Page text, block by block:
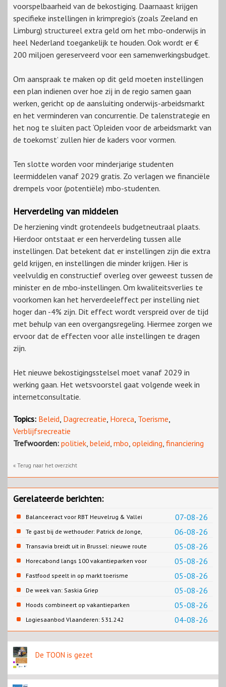
voorspelbaarheid van de bekostiging. Daarnaast krijgen
specifieke instellingen in krimpregio’s (zoals Zeeland en
Limburg) structureel extra geld om het mbo-onderwijs in
heel Nederland toegankelijk te houden. Ook wordt er €
200 miljoen gereserveerd voor een samenwerkingsbudget.
Om aanspraak te maken op dit geld moeten instellingen
een plan indienen over hoe zij in de regio samen gaan
werken, gericht op de aansluiting onderwijs-arbeidsmarkt
en het verminderen van concurrentie. De talenstrategie en
het nog te sluiten pact ‘Opleiden voor de arbeidsmarkt van
de toekomst’ zullen hier de kaders voor vormen.
Ten slotte worden voor minderjarige studenten
leermiddelen vanaf 2029 gratis. Zo verlagen we financiële
drempels voor (potentiële) mbo-studenten.
Herverdeling van middelen
De herziening vindt grotendeels budgetneutraal plaats.
Hierdoor ontstaat er een herverdeling tussen alle
instellingen. Dat betekent dat er instellingen zijn die extra
geld krijgen, en instellingen die minder krijgen. Hier is
veelvuldig en constructief overleg over geweest tussen de
minister en de mbo-instellingen. Om kwaliteitsverlies te
voorkomen kan het herverdeeleffect per instelling niet
hoger dan -4% zijn. Dit effect wordt verspreid over de tijd
met behulp van een overgangsregeling. Hiermee zorgen we
ervoor dat de effecten voor alle instellingen te dragen
zijn.
Het nieuwe bekostigingsstelsel moet vanaf 2029 in
werking gaan. Het wetsvoorstel gaat volgende week in
internetconsultatie.
Topics: Beleid, Dagrecreatie, Horeca, Toerisme,
Verblijfsrecreatie
Trefwoorden: politiek, beleid, mbo, opleiding, financiering
« Terug naar het overzicht
Gerelateerde berichten:
07-08-26
Balanceeract voor RBT Heuvelrug & Vallei
06-08-26
Te gast bij de wethouder: Patrick de Jonge,
Gemeente Emmen
05-08-26
Transavia breidt uit in Brussel: nieuwe route
naar Porto
05-08-26
Horecabond langs 100 vakantieparken voor
Cao-recreatie
05-08-26
Fastfood speelt in op markt toerisme
05-08-26
De week van: Saskia Griep
05-08-26
Hoods combineert op vakantieparken
recreatie en wonen
04-08-26
Logiesaanbod Vlaanderen: 531.242
slaapplaatsen
De TOON is gezet